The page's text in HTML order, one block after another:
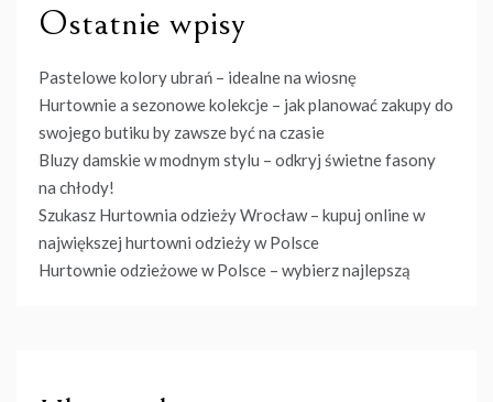
Ostatnie wpisy
Pastelowe kolory ubrań – idealne na wiosnę
Hurtownie a sezonowe kolekcje – jak planować zakupy do
swojego butiku by zawsze być na czasie
Bluzy damskie w modnym stylu – odkryj świetne fasony
na chłody!
Szukasz Hurtownia odzieży Wrocław – kupuj online w
największej hurtowni odzieży w Polsce
Hurtownie odzieżowe w Polsce – wybierz najlepszą